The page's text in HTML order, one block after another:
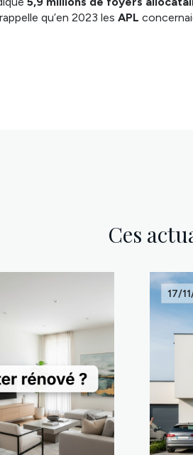
qu’en 2023 les APL
Ces
17/